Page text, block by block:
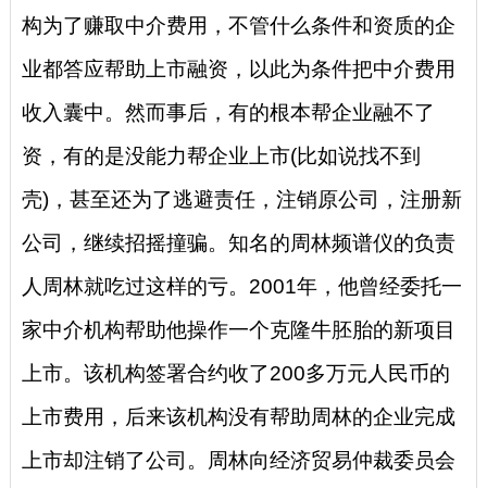
构为了赚取中介费用，不管什么条件和资质的企
业都答应帮助上市融资，以此为条件把中介费用
收入囊中。然而事后，有的根本帮企业融不了
资，有的是没能力帮企业上市(比如说找不到
壳)，甚至还为了逃避责任，注销原公司，注册新
公司，继续招摇撞骗。知名的周林频谱仪的负责
人周林就吃过这样的亏。2001年，他曾经委托一
家中介机构帮助他操作一个克隆牛胚胎的新项目
上市。该机构签署合约收了200多万元人民币的
上市费用，后来该机构没有帮助周林的企业完成
上市却注销了公司。周林向经济贸易仲裁委员会